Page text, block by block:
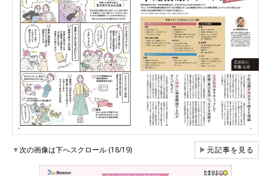
▼次の画像は下へスクロール (18/19) ▶元記事を見る